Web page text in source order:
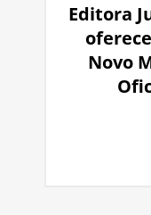
Editora
Novo